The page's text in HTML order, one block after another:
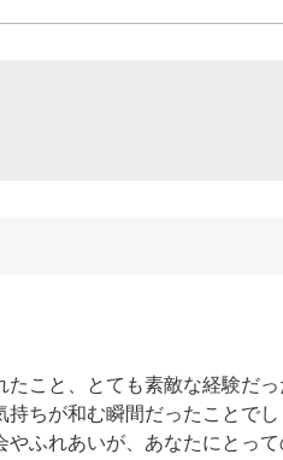
こと、とても素敵な経験だ
ちが和む瞬間だったことで
ふれあいが、あなたにとっ